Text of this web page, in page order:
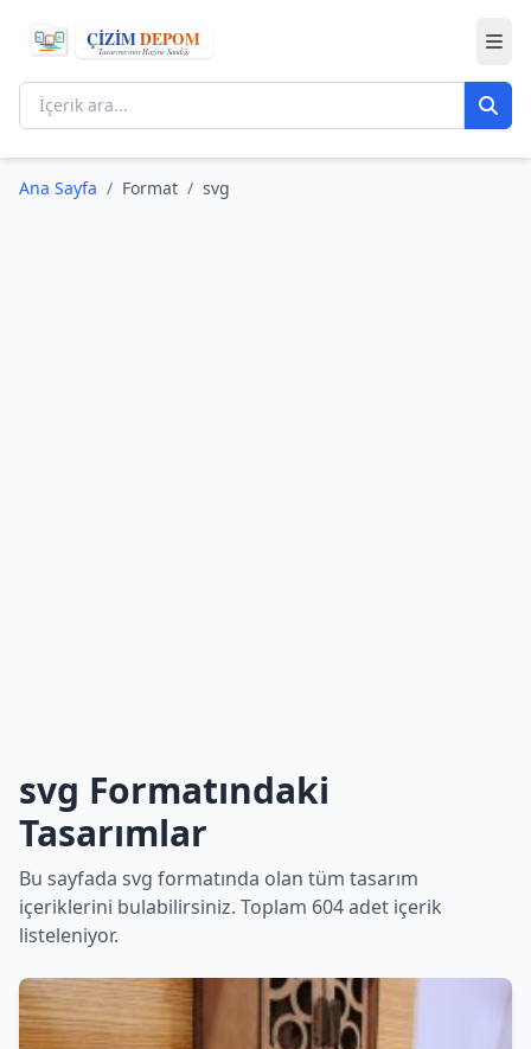
Ana Sayfa / Format / svg
svg Formatındaki
Tasarımlar
Bu sayfada svg formatında olan tüm tasarım
içeriklerini bulabilirsiniz. Toplam 604 adet içerik
listeleniyor.